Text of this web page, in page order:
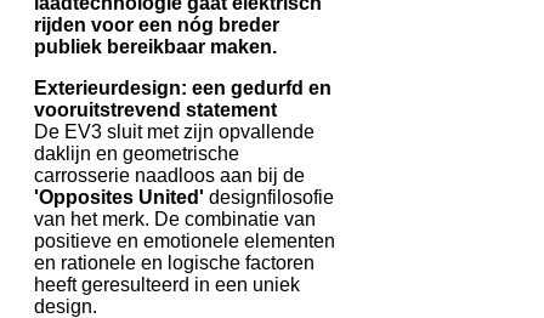
rijden voor een nóg breder
publiek bereikbaar maken.
Exterieurdesign: een gedurfd en
vooruitstrevend statement
De EV3 sluit met zijn opvallende
daklijn en geometrische
carrosserie naadloos aan bij de
'Opposites United' designfilosofie
van het merk. De combinatie van
positieve en emotionele elementen
en rationele en logische factoren
heeft geresulteerd in een uniek
design.